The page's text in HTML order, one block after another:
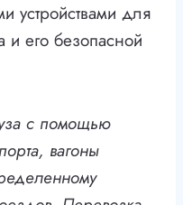
устройствами для
и его безопасной
с помощью
вагоны